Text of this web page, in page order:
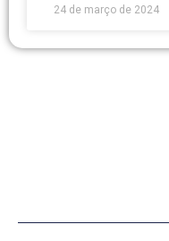
24 de março de 2024